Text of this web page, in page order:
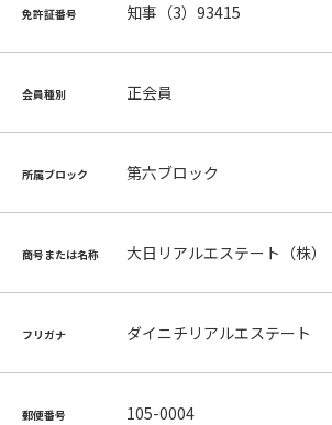
免許証番号 知事（3）93415
会員種別 正会員
所属ブロック 第六ブロック
商号または名称 大日リアルエステート（株）
フリガナ ダイニチリアルエステート
郵便番号 105-0004